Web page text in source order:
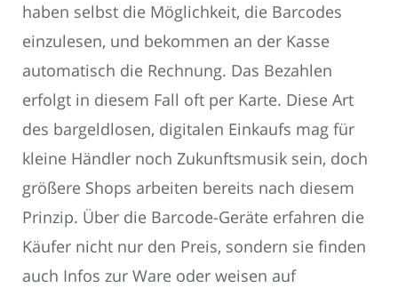
haben selbst die Möglichkeit, die Barcodes
einzulesen, und bekommen an der Kasse
automatisch die Rechnung. Das Bezahlen
erfolgt in diesem Fall oft per Karte. Diese Art
des bargeldlosen, digitalen Einkaufs mag für
kleine Händler noch Zukunftsmusik sein, doch
größere Shops arbeiten bereits nach diesem
Prinzip. Über die Barcode-Geräte erfahren die
Käufer nicht nur den Preis, sondern sie finden
auch Infos zur Ware oder weisen auf